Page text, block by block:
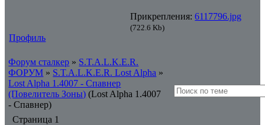
Прикрепления:6117796.jpg
(722.6 Kb)
Профиль
Форум сталкер » S.T.A.L.K.E.R.
ФОРУМ » S.T.A.L.K.E.R. Lost Alpha »
Lost Alpha 1.4007 - Спавнер
(Повелитель Зоны) (Lost Alpha 1.4007
- Спавнер)
Страница 1